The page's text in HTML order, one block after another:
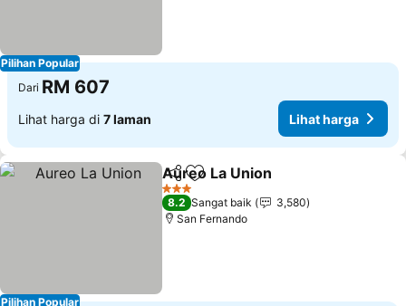
Pilihan Popular
Dari RM 607
Lihat harga di 7 laman Lihat harga
Pilihan Popular
KongsiTambah ke favorit
Aureo La Union
3 Bintang
8.2 Sangat baik
3,580
San Fernando